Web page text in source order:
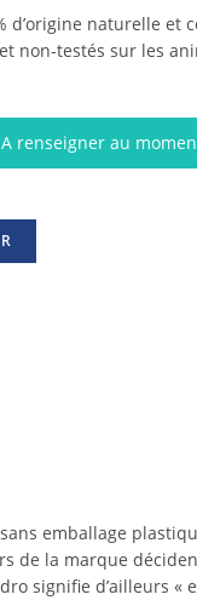
d’origine naturelle et
non-testés sur les
A renseigner au
emballage
de la marque
signifie d’ailleurs «